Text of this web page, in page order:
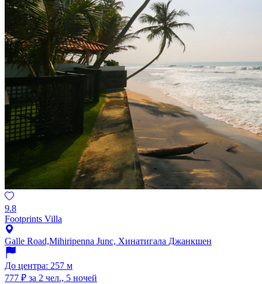
9.8
Footprints Villa
Galle Road,Mihiripenna Junc, Хинатигала Джанкшен
До центра: 257 м
777 ₽ за 2 чел., 5 ночей